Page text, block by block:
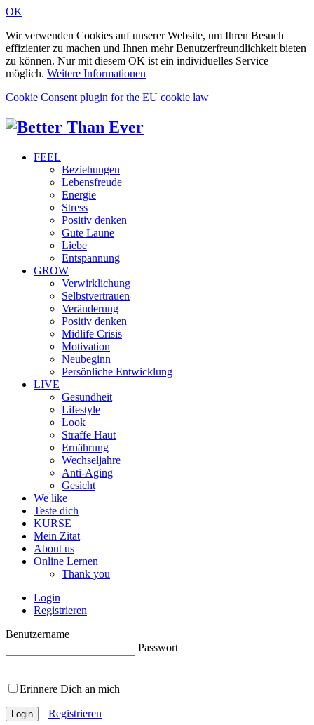
OK
Wir verwenden Cookies auf unserer Website, um Ihren Besuch
effizienter zu machen und Ihnen mehr Benutzerfreundlichkeit bieten
zu können. Nur mit diesem OK ist ein individuelles Service
möglich. Weitere Informationen
Cookie Consent plugin for the EU cookie law
FEEL
Beziehungen
Lebensfreude
Energie
Stress
Positiv denken
Gute Laune
Liebe
Entspannung
GROW
Verwirklichung
Selbstvertrauen
Veränderung
Positiv denken
Midlife Crisis
Motivation
Neubeginn
Persönliche Entwicklung
LIVE
Gesundheit
Lifestyle
Look
Straffe Haut
Ernährung
Wechseljahre
Anti-Aging
Gesicht
We like
Teste dich
KURSE
Mein Zitat
About us
Online Lernen
Thank you
Login
Registrieren
Benutzername
Passwort
Erinnere Dich an mich
Registrieren